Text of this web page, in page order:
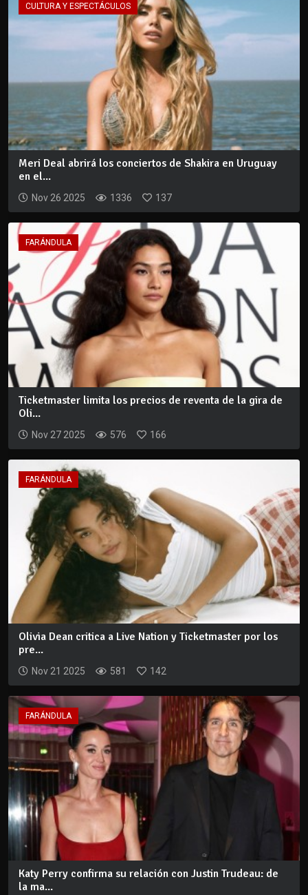
CULTURA Y ESPECTÁCULOS
Meri Deal abrirá los conciertos de Shakira en Uruguay
en el...
Nov 26 2025 1336 137
FARÁNDULA
Ticketmaster limita los precios de reventa de la gira de
Oli...
Nov 27 2025 576 166
FARÁNDULA
Olivia Dean critica a Live Nation y Ticketmaster por los
pre...
Nov 21 2025 581 142
FARÁNDULA
Katy Perry confirma su relación con Justin Trudeau: de
la ma...